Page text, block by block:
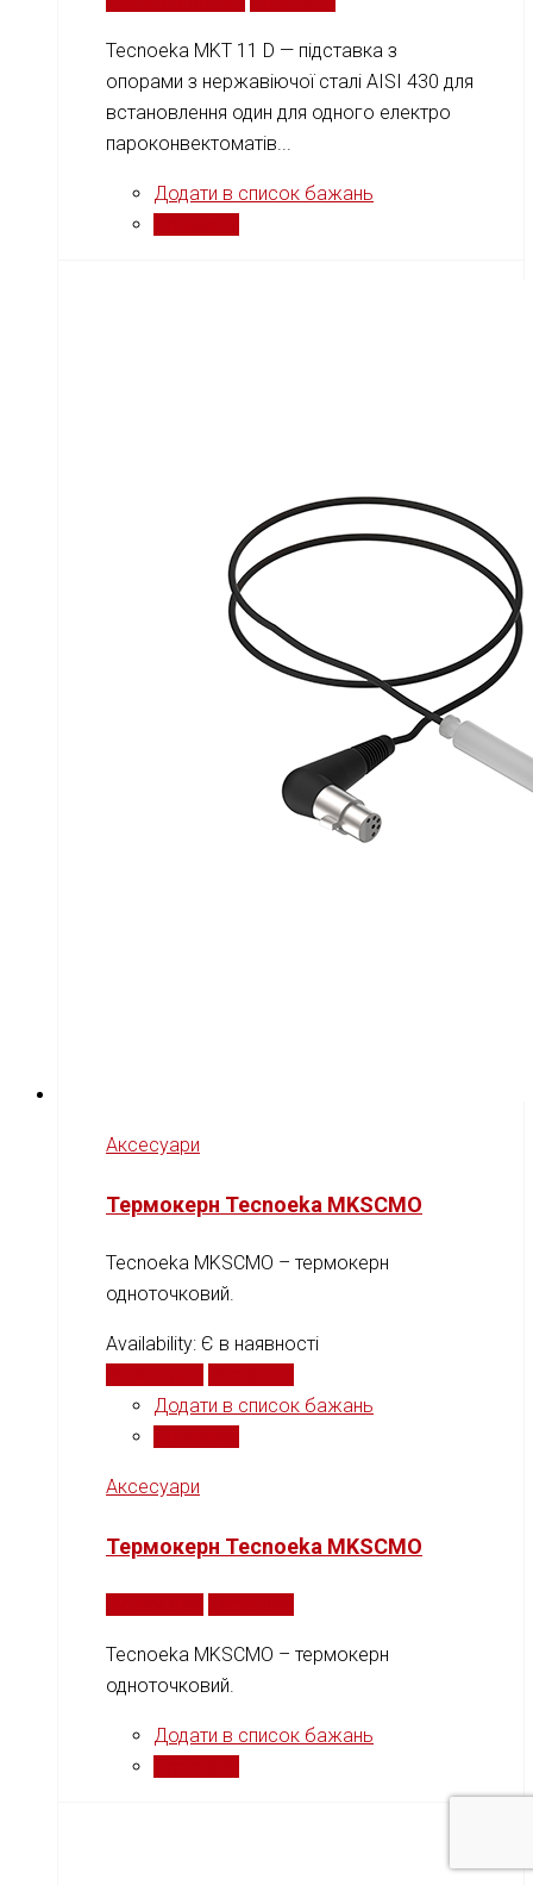
Tecnoeka MKT 11 D — підставка з
опорами з нержавіючої сталі AISI 430 для
встановлення один для одного електро
пароконвектоматів...
Додати в список бажань
Аксесуари
Термокерн Tecnoeka MKSCMO
Tecnoeka MKSCMO – термокерн
одноточковий.
Availability: Є в наявності
Додати в список бажань
Аксесуари
Термокерн Tecnoeka MKSCMO
Tecnoeka MKSCMO – термокерн
одноточковий.
Додати в список бажань